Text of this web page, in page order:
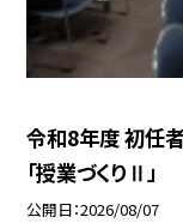
令和8年度 初任者
「授業づくりⅡ」
公開日 2026/08/07